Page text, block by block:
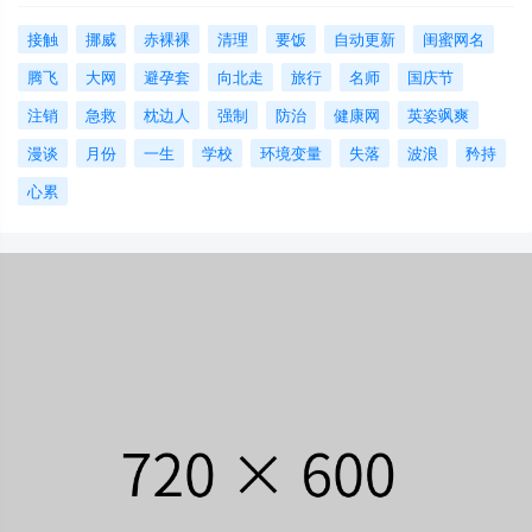
接触 挪威 赤裸裸 清理 要饭 自动更新
闺蜜网名
腾飞
大网 避孕套 向北走 旅行 名师
国庆节
注销
急救 枕边人 强制 防治 健康网
英姿飒爽
漫谈
月份 一生 学校 环境变量 失落 波浪
矜持
心累